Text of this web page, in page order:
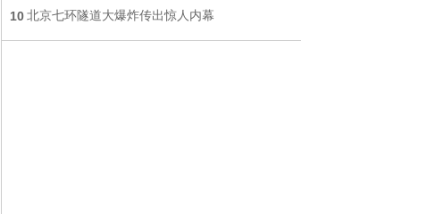
10 北京七环隧道大爆炸传出惊人内幕